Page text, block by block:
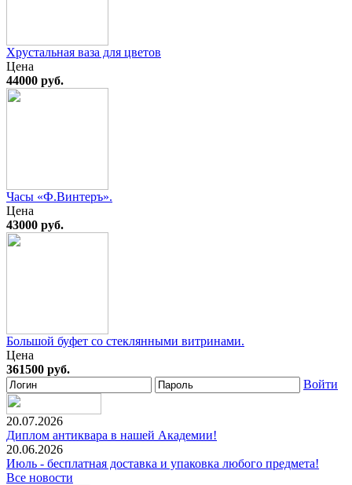
Хрустальная ваза для цветов
Цена
44000 руб.
Часы «Ф.Винтеръ».
Цена
43000 руб.
Большой буфет со стеклянными витринами.
Цена
361500 руб.
Войти
20.07.2026
Диплом антиквара в нашей Академии!
20.06.2026
Июль - бесплатная доставка и упаковка любого предмета!
Все новости